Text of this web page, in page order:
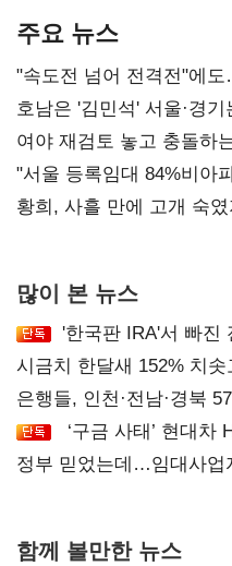
주요 뉴스
"속도전 넘어 전격전"에
52시간까지 '뇌관'
호남은 '김민석' 서울·경
'안갯속'
여야 재검토 놓고 충돌하
오차 당연"
"서울 등록임대 84%비아
달리해야"
황희, 사흘 만에 고개 숙
많이 본 뉴스
'한국판 IRA'서 빠
시금치 한달새 152% 치
은행들, 인천·전남·경북
‘구금 사태’ 현대차
확대로 분위기 반전
정부 믿었는데…임대사업
함께 볼만한 뉴스